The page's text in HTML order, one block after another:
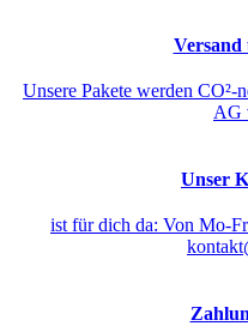
Unsere Pakete werden CO²-
AG
Unser
ist für dich da: Von Mo-